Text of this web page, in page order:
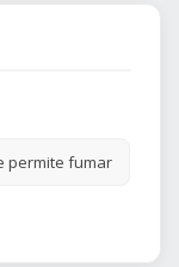
permite fumar